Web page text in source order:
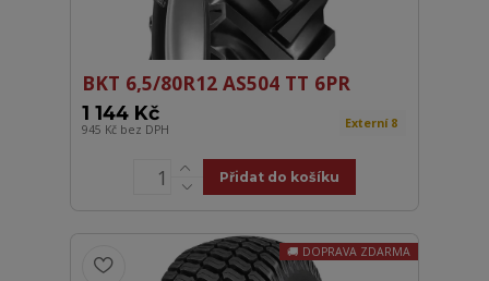
BKT 6,5/80R12 AS504 TT 6PR
1 144 Kč
945 Kč bez DPH Externí 8
Přidat do košíku
DOPRAVA ZDARMA